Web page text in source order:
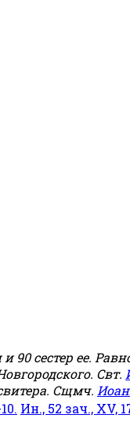
90 сестер ее.
Свт.
Сщмч.
Ин., 52 зач., XV,